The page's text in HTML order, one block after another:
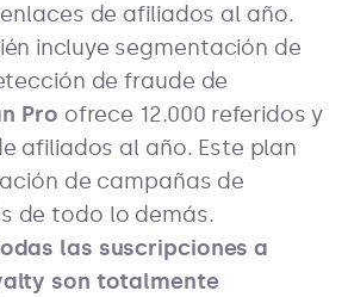
de afiliados al año.
incluye segmentación de
de fraude de
Pro ofrece 12.000 referidos y
afiliados al año. Este plan
de campañas de
de todo lo demás.
las suscripciones a
son totalmente